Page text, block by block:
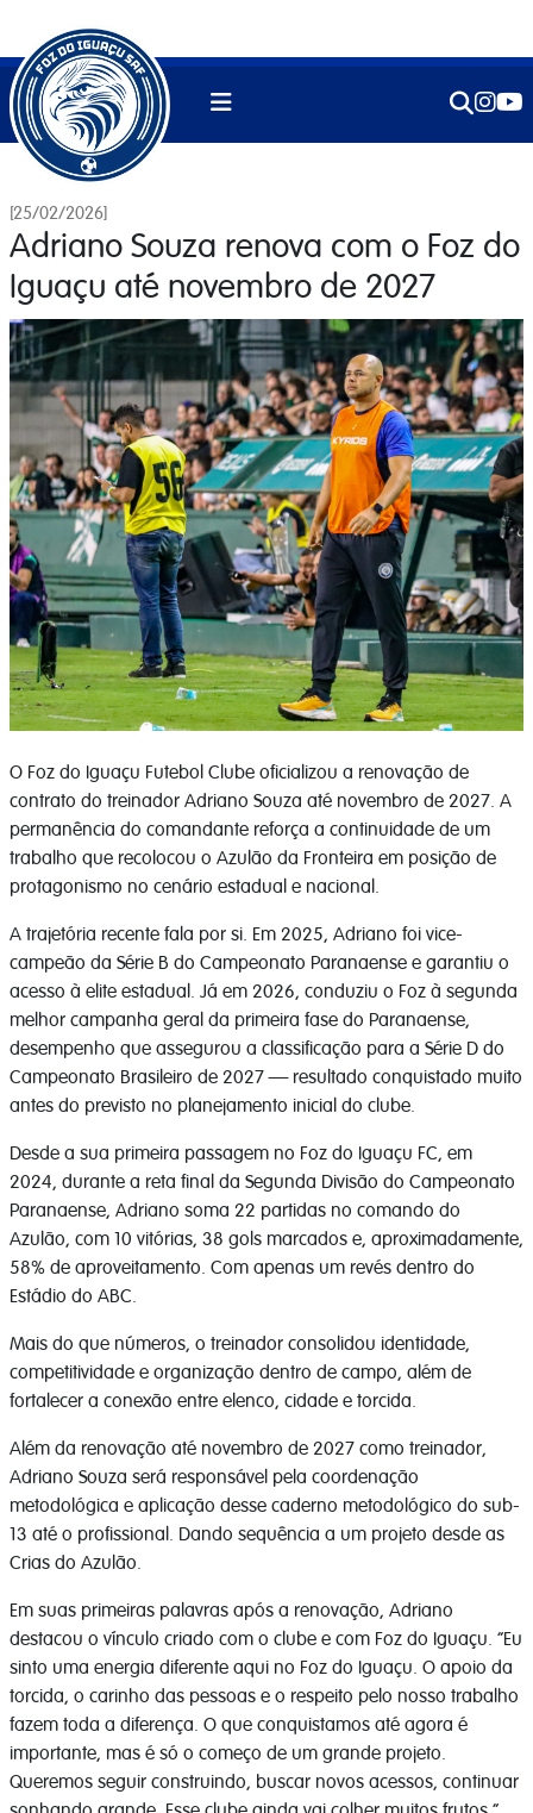
[25/02/2026]
Adriano Souza renova com o Foz do
Iguaçu até novembro de 2027
O Foz do Iguaçu Futebol Clube oficializou a renovação de
contrato do treinador Adriano Souza até novembro de 2027. A
permanência do comandante reforça a continuidade de um
trabalho que recolocou o Azulão da Fronteira em posição de
protagonismo no cenário estadual e nacional.
A trajetória recente fala por si. Em 2025, Adriano foi vice-
campeão da Série B do Campeonato Paranaense e garantiu o
acesso à elite estadual. Já em 2026, conduziu o Foz à segunda
melhor campanha geral da primeira fase do Paranaense,
desempenho que assegurou a classificação para a Série D do
Campeonato Brasileiro de 2027 — resultado conquistado muito
antes do previsto no planejamento inicial do clube.
Desde a sua primeira passagem no Foz do Iguaçu FC, em
2024, durante a reta final da Segunda Divisão do Campeonato
Paranaense, Adriano soma 22 partidas no comando do
Azulão, com 10 vitórias, 38 gols marcados e, aproximadamente,
58% de aproveitamento. Com apenas um revés dentro do
Estádio do ABC.
Mais do que números, o treinador consolidou identidade,
competitividade e organização dentro de campo, além de
fortalecer a conexão entre elenco, cidade e torcida.
Além da renovação até novembro de 2027 como treinador,
Adriano Souza será responsável pela coordenação
metodológica e aplicação desse caderno metodológico do sub-
13 até o profissional. Dando sequência a um projeto desde as
Crias do Azulão.
Em suas primeiras palavras após a renovação, Adriano
destacou o vínculo criado com o clube e com Foz do Iguaçu. “Eu
sinto uma energia diferente aqui no Foz do Iguaçu. O apoio da
torcida, o carinho das pessoas e o respeito pelo nosso trabalho
fazem toda a diferença. O que conquistamos até agora é
importante, mas é só o começo de um grande projeto.
Queremos seguir construindo, buscar novos acessos, continuar